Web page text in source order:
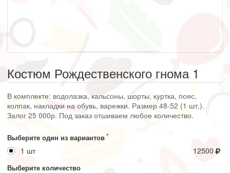
Костюм Рождественского гнома 1
В комплекте: водолазка, кальсоны, шорты, куртка, пояс,
колпак, накладки на обувь, варежки. Размер 48-52 (1 шт.).
Залог 25 000р. Под заказ отшиваем любое количество.
Выберите один из вариантов
1 шт 12500
Выберите количество